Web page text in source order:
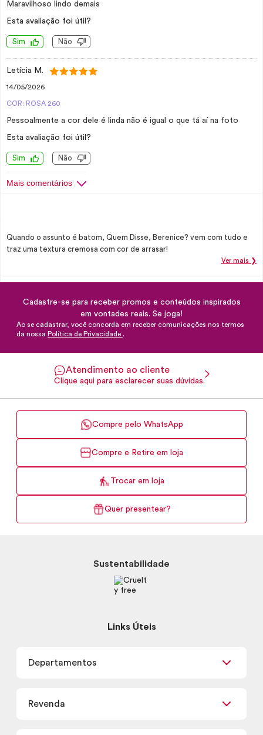
Maravilhoso lindo demais
Esta avaliação foi útil?
Sim Não
Letícia M.
14/05/2026
COR: ROSA 260
Pessoalmente a cor dele é linda não é igual o que tá aí na foto
Esta avaliação foi útil?
Sim Não
Mais comentários
Quando o assunto é batom, Quem Disse, Berenice? vem com tudo e
traz uma textura cremosa com cor de arrasar!
Ver mais ❯
Cadastre-se para receber promos e conteúdos inspirados
em vontades reais. Se joga!
Ao se cadastrar, você concorda em receber comunicações nos termos
da nossa Política de Privacidade .
Atendimento ao cliente
Clique aqui para esclarecer suas dúvidas.
Compre pelo WhatsApp
Compre e Retire em loja
Trocar em loja
Quer presentear?
Sustentabilidade
Links Úteis
Departamentos
Skincare
Revenda